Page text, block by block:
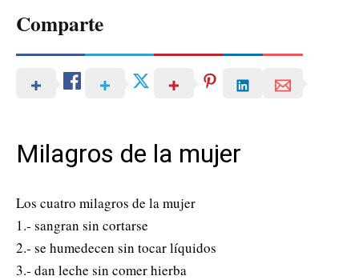
Comparte
Milagros de la mujer
Los cuatro milagros de la mujer
1.- sangran sin cortarse
2.- se humedecen sin tocar líquidos
3.- dan leche sin comer hierba